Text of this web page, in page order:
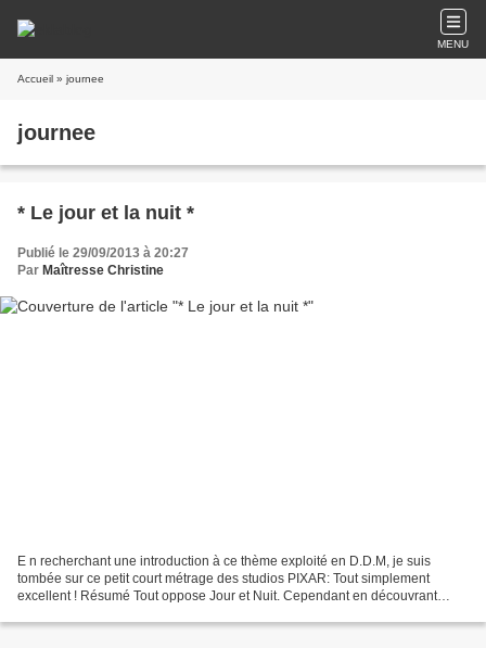
MENU
Accueil » journee
journee
* Le jour et la nuit *
Publié le 29/09/2013 à 20:27
Par Maîtresse Christine
E n recherchant une introduction à ce thème exploité en D.D.M, je suis
tombée sur ce petit court métrage des studios PIXAR: Tout simplement
excellent ! Résumé Tout oppose Jour et Nuit. Cependant en découvrant